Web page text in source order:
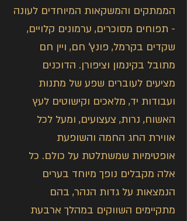
הממתקים והמשקאות המיוחדים לעונה
- תפוחים מסוכרים, ערמונים קלויים,
שקדים בקרמל, פונץ' חם, ויין חם
מתובל בקינמון וציפורן. הדוכנים
מציעים לעוברים שפע של מתנות
ועבודות יד, מלאכים וקישוטים לעץ
האשוח, נרות, צעצועים, ומעל לכל
אווירת החג החמה והשופעת
אופטימיות שמשתלטת על כולם. כל
אלה מקבלים נופך מיוחד בערים
הנמצאות על גדות הנהר, בהם
מתקיימים השווקים במהלך ארבעת